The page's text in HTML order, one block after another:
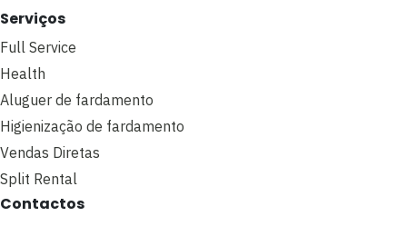
Serviços
Full Service
Health
Aluguer de fardamento
Higienização de fardamento
Vendas Diretas
Split Rental
Contactos